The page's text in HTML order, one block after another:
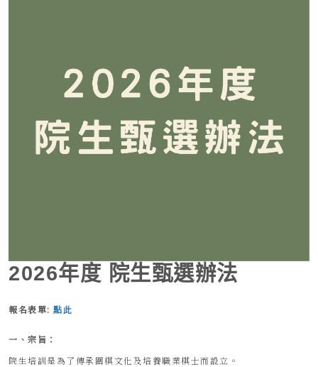
2026年度 院生甄選辦法
報名表單: 點此
一、宗旨：
院生培訓是為了傳承圍棋文化及培養職業棋士而設立。